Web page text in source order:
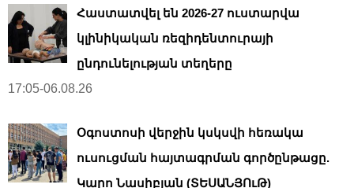
Հաստատվել են 2026-27 ուստարվա
կլինիկական ռեզիդենտուրայի
ընդունելության տեղերը
17:05-06.08.26
Օգոստոսի վերջին կսկսվի հեռակա
ուսուցման հայտագրման գործընթացը.
Կարո Նասիբյան (ՏԵՍԱՆՅՈւԹ)